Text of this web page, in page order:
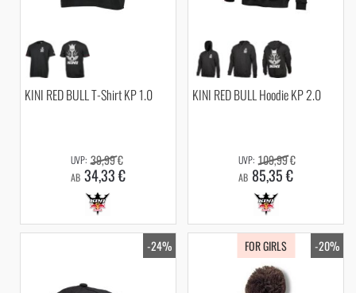
KINI RED BULL T-Shirt KP 1.0
AB 34,33 €
39,99 €
KINI RED BULL Hoodie KP 2.0
AB 85,35 €
109,99 €
-24% -20%
FOR GIRLS